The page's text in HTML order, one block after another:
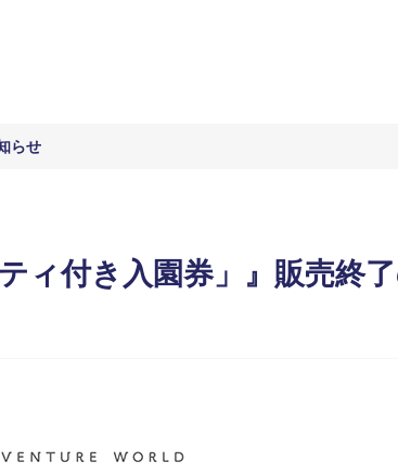
らせ
ィ付き入園券」』販売終